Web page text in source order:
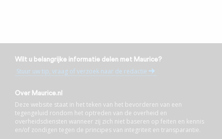
Wilt u belangrijke informatie delen met Maurice?
Stuur uw tip, vraag of verzoek naar de redactie
Over Maurice.nl
Deze website staat in het teken van het bevorderen van een
tegengeluid rondom het optreden van de overheid en
overheidsdiensten wanneer zij zich niet baseren op feiten en kennis
en/of zondigen tegen de principes van integriteit en transparantie.